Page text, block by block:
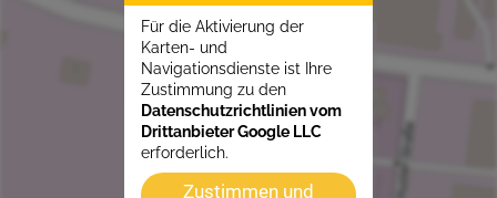
Für die Aktivierung der
Karten- und
Navigationsdienste ist Ihre
Zustimmung zu den
Datenschutzrichtlinien vom
Drittanbieter Google LLC
erforderlich.
Zustimmen und